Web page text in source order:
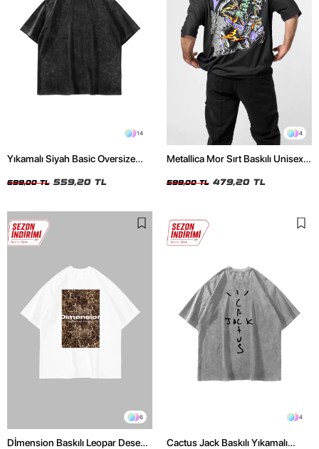
14
Yıkamalı Siyah Basic Oversize
699,00 TL 559,20 TL
4
Metallica Mor Sırt Baskılı Unisex
599,00 TL 479,20 TL
6
Dİmension Baskılı Leopar Desenli
4
Cactus Jack Baskılı Yıkamalı